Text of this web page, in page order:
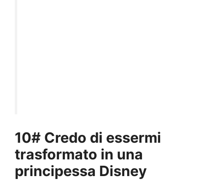
10# Credo di essermi
trasformato in una
principessa Disney